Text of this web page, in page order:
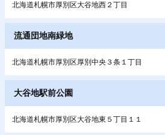
北海道札幌市厚別区大谷地西２丁目
流通団地南緑地
北海道札幌市厚別区厚別中央３条１丁目
大谷地駅前公園
北海道札幌市厚別区大谷地東５丁目１１